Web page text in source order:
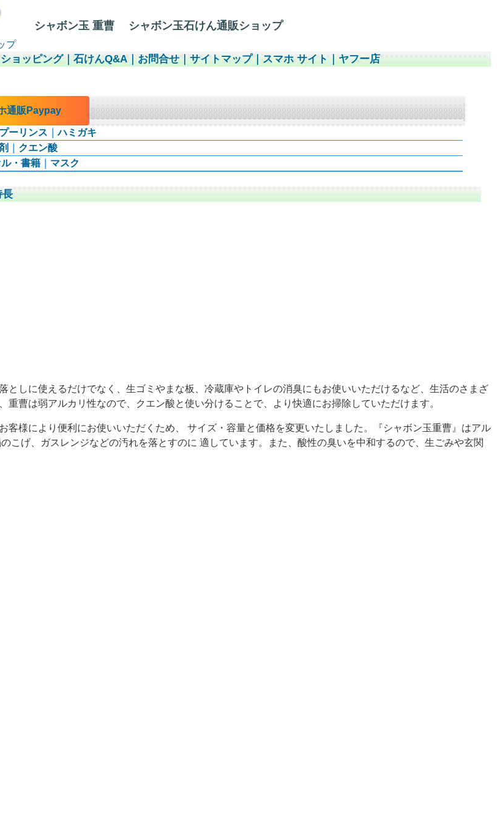
プ
シャボン玉 重曹 シャボン玉石けん通販ショップ
ショッピング｜石けんQ&A｜お問合せ｜サイトマップ｜スマホ サイト｜ヤフー店
通販Paypay
ーリンス ｜ハミガキ
クエン酸
・書籍｜ マスク
長
しに使えるだけでなく、生ゴミやまな板、冷蔵庫やトイレの消臭にもお使いいただけるなど、生活のさまざ
曹は弱アルカリ性なので、クエン酸と使い分けることで、より快適にお掃除していただけます。
様により便利にお使いいただくため、 サイズ・容量と価格を変更いたしました。『シャボン玉重曹』はアル
こげ、ガスレンジなどの汚れを落とすのに 適しています。また、酸性の臭いを中和するので、生ごみや玄関